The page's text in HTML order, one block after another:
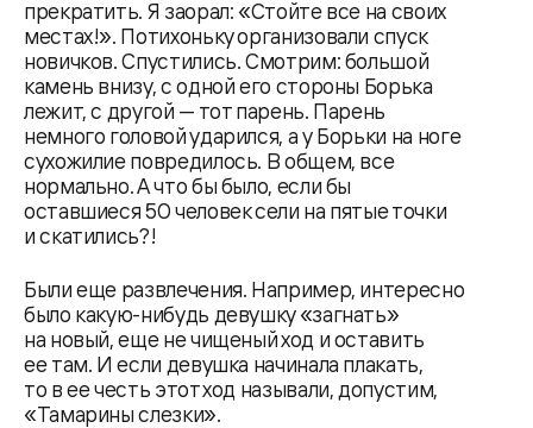
прекратить. Я заорал: «Стойте все на своих
местах!». Потихоньку организовали спуск
новичков. Спустились. Смотрим: большой
камень внизу, с одной его стороны Борька
лежит, с другой — тот парень. Парень
немного головой ударился, а у Борьки на ноге
сухожилие повредилось. В общем, все
нормально. А что бы было, если бы
оставшиеся 50 человек сели на пятые точки
и скатились?!
Были еще развлечения. Например, интересно
было какую-нибудь девушку «загнать»
на новый, еще не чищеный ход и оставить
ее там. И если девушка начинала плакать,
то в ее честь этот ход называли, допустим,
«Тамарины слезки».